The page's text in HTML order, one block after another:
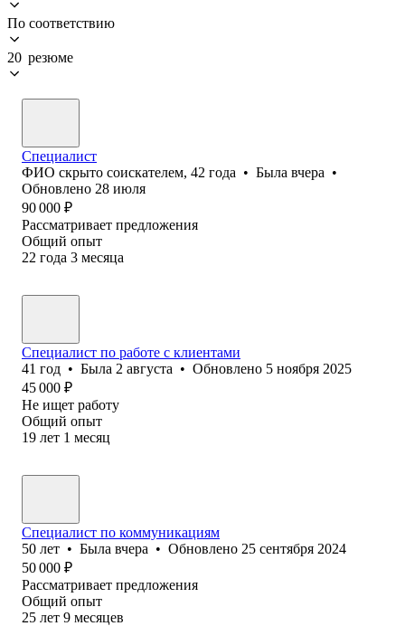
По соответствию
20 резюме
Специалист
ФИО скрыто соискателем, 42 года • Была вчера •
Обновлено 28 июля
90 000 ₽
Рассматривает предложения
Общий опыт
22 года 3 месяца
Специалист по работе с клиентами
41 год • Была 2 августа • Обновлено 5 ноября 2025
45 000 ₽
Не ищет работу
Общий опыт
19 лет 1 месяц
Специалист по коммуникациям
50 лет • Была вчера • Обновлено 25 сентября 2024
50 000 ₽
Рассматривает предложения
Общий опыт
25 лет 9 месяцев